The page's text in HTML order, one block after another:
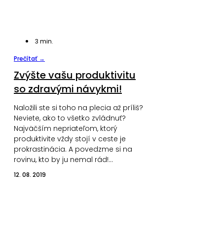
3 min.
Prečítať →
Zvýšte vašu produktivitu
so zdravými návykmi!
Naložili ste si toho na plecia až príliš?
Neviete, ako to všetko zvládnuť?
Najväčším nepriateľom, ktorý
produktivite vždy stojí v ceste je
prokrastinácia. A povedzme si na
rovinu, kto by ju nemal rád!…
12. 08. 2019